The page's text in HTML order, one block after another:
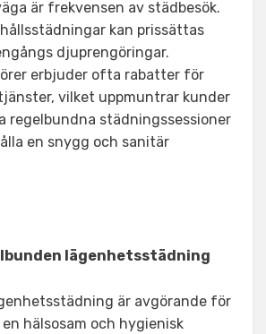
är frekvensen av städbesök.
kan prissättas
djuprengöringar.
erbjuder ofta rabatter för
vilket uppmuntrar kunder
regelbundna städningssessioner
en snygg och sanitär
lägenhetsstädning
är avgörande för
hälsosam och hygienisk